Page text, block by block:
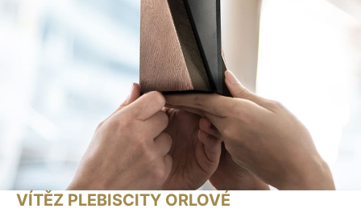
VÍTĚZ PLEBISCITY ORLOVÉ